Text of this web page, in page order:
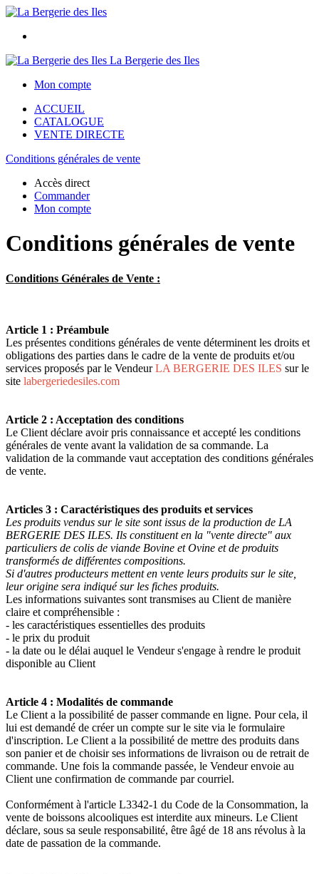
La Bergerie des Iles
Mon compte
ACCUEIL
CATALOGUE
VENTE DIRECTE
Conditions générales de vente
Accès direct
Commander
Mon compte
Conditions générales de vente
Conditions Générales de Vente :
Article 1 : Préambule
Les présentes conditions générales de vente déterminent les droits et
obligations des parties dans le cadre de la vente de produits et/ou
services proposés par le VendeurLA BERGERIE DES ILES sur le
site labergeriedesiles.com
Article 2 : Acceptation des conditions
Le Client déclare avoir pris connaissance et accepté les conditions
générales de vente avant la validation de sa commande. La
validation de la commande vaut acceptation des conditions générales
de vente.
Articles 3 : Caractéristiques des produits et services
Les produits vendus sur le site sont issus de la production de LA
BERGERIE DES ILES. Ils constituent en la "vente directe" aux
particuliers de colis de viande Bovine et Ovine et de produits
transformés de différentes compositions.
Si d'autres producteurs mettent en vente leurs produits sur le site,
leur origine sera indiqué sur les fiches produits.
Les informations suivantes sont transmises au Client de manière
claire et compréhensible :
- les caractéristiques essentielles des produits
- le prix du produit
- la date ou le délai auquel le Vendeur s'engage à rendre le produit
disponible au Client
Article 4 : Modalités de commande
Le Client a la possibilité de passer commande en ligne. Pour cela, il
lui est demandé de créer un compte sur le site via le formulaire
d'inscription. Le Client a la possibilité de mettre des produits dans
son panier et de choisir ses informations de livraison ou de retrait de
commande. Une fois la commande passée, le Vendeur envoie au
Client une confirmation de commande par courriel.
Conformément à l'article L3342-1 du Code de la Consommation, la
vente de boissons alcooliques est interdite aux mineurs. Le Client
déclare, sous sa seule responsabilité, être âgé de 18 ans révolus à la
date de passation de la commande.